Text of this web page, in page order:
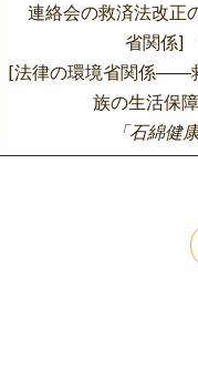
連絡会の救済法改正
省関係]
[法律の環境省関係――
族の生活保
「石綿健